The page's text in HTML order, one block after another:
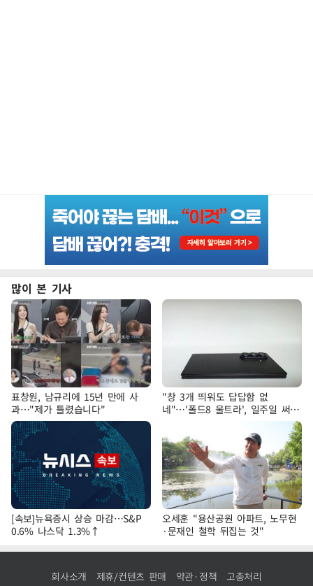
많이 본 기사
표창원, 남규리에 15년 만에 사
과…"제가 틀렸습니다"
"창 3개 띄워도 답답함 없
네"…'폴드8 울트라', 일주일 써보
[속보]뉴욕증시 상승 마감…S&P
0.6% 나스닥 1.3%↑
오세훈 "용산공원 아파트, 노무현
·문재인 철학 뒤집는 것"
회사소개 제휴/컨텐츠 판매 약관·정책 고충처리